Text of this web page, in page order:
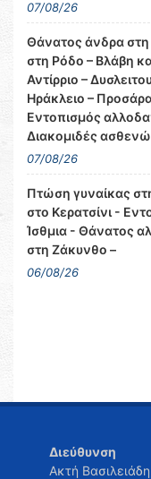
07/08/26
Θάνατος άνδρα στη
στη Ρόδο – Βλάβη
Αντίρριο –
Ηράκλειο –
Εντοπισμός
Διακομιδές ασθενώ
07/08/26
Πτώση γυναίκας
στο Κερατσίνι -
Ίσθμια - Θάνατος
στη Ζάκυνθο –
06/08/26
Διεύθυνση
Ακτή